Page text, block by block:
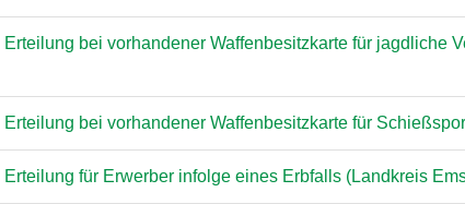
bei vorhandener Waffenbesitzkarte für jagdliche
bei vorhandener Waffenbesitzkarte für
für Erwerber infolge eines Erbfalls (Landkreis